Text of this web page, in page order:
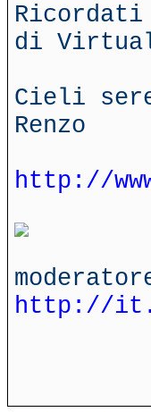
di
Cieli
Renzo
http://
http://